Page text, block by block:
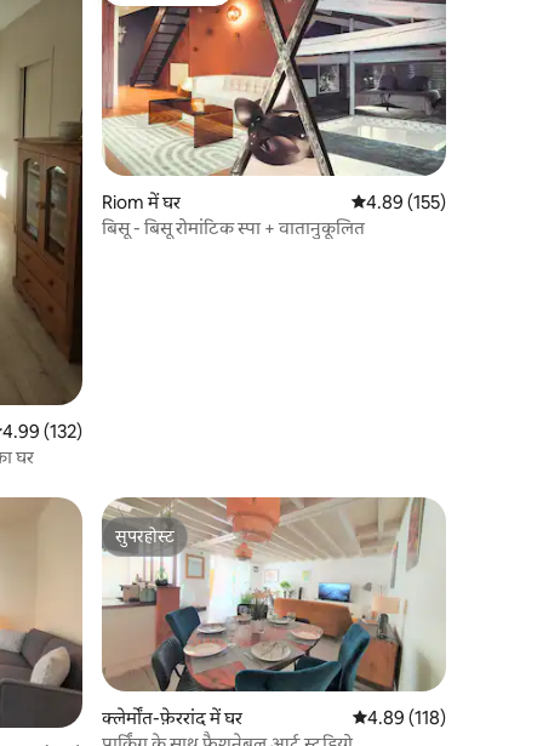
रेटिंग 5 में से 4.99, 132 समीक्षाएँ
4.99 (132)
घर
Riom में घर औसत रेटिंग 5 में से 4.89,
4.89 (155)
बिसू - बिसू रोमांटिक स्पा + वातानुकूलित
सुपरहोस्ट
सुपरहोस्ट
क्लेर्मोंत-फ़ेररांद में घर औसत रेटिंग 5 में से 4.89,
4.89 (118)